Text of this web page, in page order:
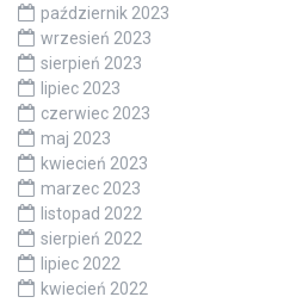
październik 2023
wrzesień 2023
sierpień 2023
lipiec 2023
czerwiec 2023
maj 2023
kwiecień 2023
marzec 2023
listopad 2022
sierpień 2022
lipiec 2022
kwiecień 2022